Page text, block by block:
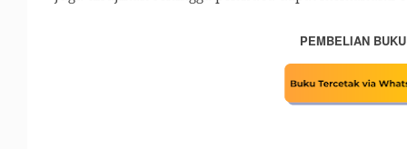
PEMBELIAN